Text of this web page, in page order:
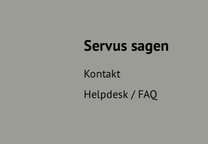
Servus sagen
Kontakt
Helpdesk / FAQ